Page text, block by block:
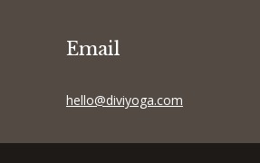
Email
hello@diviyoga.com